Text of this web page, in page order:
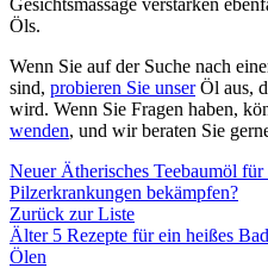
Öls.
Wenn Sie auf der Suche nach
sind, probieren Sie unserÖl aus,
wird. Wenn Sie Fragen haben,
wenden, und wir beraten Sie
Neuer Ätherisches Teebaumöl
Pilzerkrankungen bekämpfen?
Zurück zur Liste
Älter 5 Rezepte für ein heißes
Ölen